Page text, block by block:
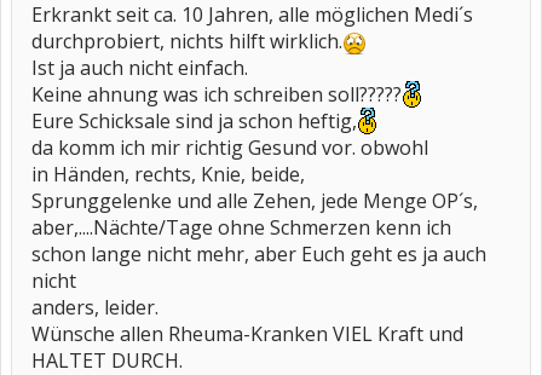
Erkrankt seit ca. 10 Jahren, alle möglichen Medi´s
durchprobiert, nichts hilft wirklich.
Ist ja auch nicht einfach.
Keine ahnung was ich schreiben soll?????
Eure Schicksale sind ja schon heftig,
da komm ich mir richtig Gesund vor. obwohl
in Händen, rechts, Knie, beide,
Sprunggelenke und alle Zehen, jede Menge OP´s,
aber,....Nächte/Tage ohne Schmerzen kenn ich
schon lange nicht mehr, aber Euch geht es ja auch
nicht
anders, leider.
Wünsche allen Rheuma-Kranken VIEL Kraft und
HALTET DURCH.